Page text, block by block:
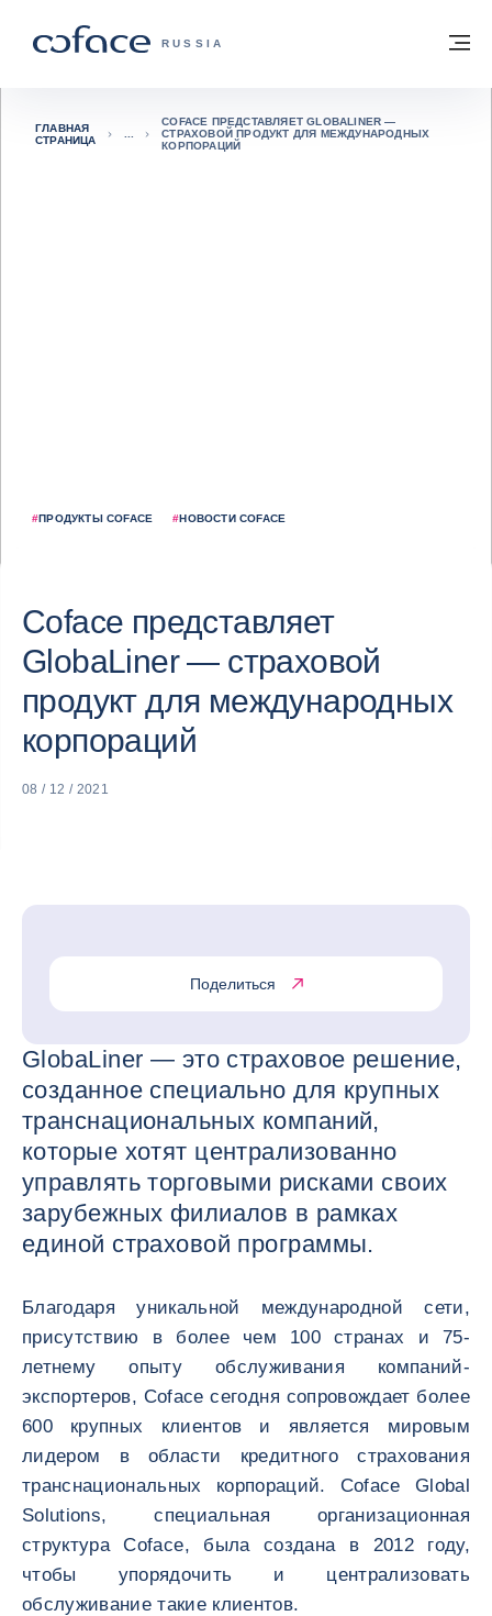
COFACE FOR TRADE — ГЛАВНАЯ
RUSSIA
Вернуться на главную страницу
#ПРОДУКТЫ COFACE #НОВОСТИ COFACE
ГЛАВНАЯ
СТРАНИЦА
COFACE ПРЕДСТАВЛЯЕТ GLOBALINER —
СТРАХОВОЙ ПРОДУКТ ДЛЯ МЕЖДУНАРОДНЫХ
КОРПОРАЦИЙ
Coface представляет
GlobaLiner — страховой
продукт для международных
корпораций
08 / 12 / 2021
Поделиться
GlobaLiner — это страховое решение,
созданное специально для крупных
транснациональных компаний,
которые хотят централизованно
управлять торговыми рисками своих
зарубежных филиалов в рамках
единой страховой программы.
Благодаря уникальной международной сети,
присутствию в более чем 100 странах и 75-
летнему опыту обслуживания компаний-
экспортеров, Coface сегодня сопровождает более
600 крупных клиентов и является мировым
лидером в области кредитного страхования
транснациональных корпораций. Coface Global
Solutions, специальная организационная
структура Coface, была создана в 2012 году,
чтобы упорядочить и централизовать
обслуживание такие клиентов.